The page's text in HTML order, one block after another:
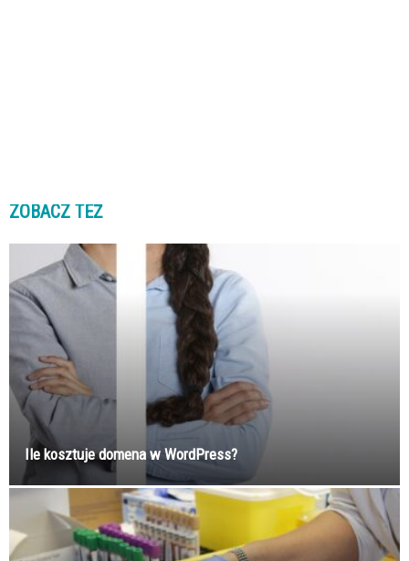
ZOBACZ TEŻ
Ile kosztuje domena w WordPress?